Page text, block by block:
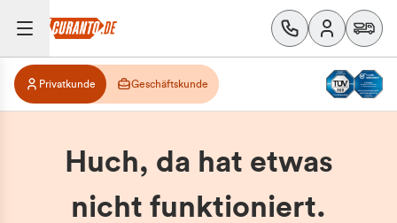
Privatkunde Geschäftskunde
Huch, da hat etwas
nicht funktioniert.